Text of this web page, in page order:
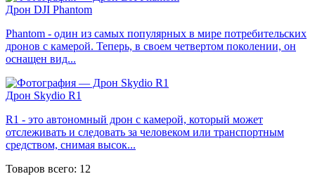
Дрон DJI Phantom
Phantom - один из самых популярных в мире потребительских
дронов с камерой. Теперь, в своем четвертом поколении, он
оснащен вид...
Дрон Skydio R1
R1 - это автономный дрон с камерой, который может
отслеживать и следовать за человеком или транспортным
средством, снимая высок...
Товаров всего: 12